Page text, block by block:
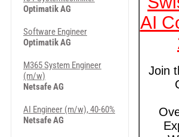
Optimatik AG
Software Engineer
Optimatik AG
M365 System Engineer
(m/w)
Netsafe AG
AI Engineer (m/w), 40-60%
Netsafe AG